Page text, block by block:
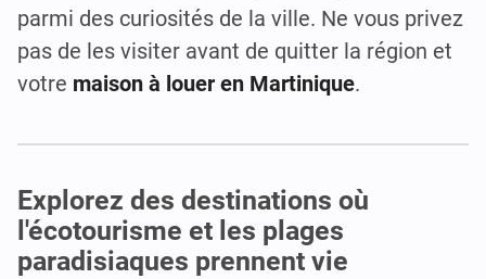
parmi des curiosités de la ville. Ne vous privez
pas de les visiter avant de quitter la région et
votre maison à louer en Martinique.
Explorez des destinations où
l'écotourisme et les plages
paradisiaques prennent vie